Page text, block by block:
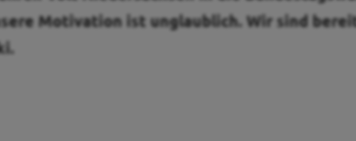
Motivation ist unglaublich. Wir sind